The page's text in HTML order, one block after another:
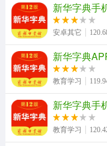
新华字典手
安卓其它
新华字典
教育学习
新华字典手
教育学习